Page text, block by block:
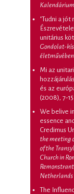
Kalendárium
"Tudni a jót
unitárius
Gondolat-
életművében
Mi az
és az
(2008), 7-15
We belive
essence
Credimus
the meeting
of the
Church in
Netherlands
The